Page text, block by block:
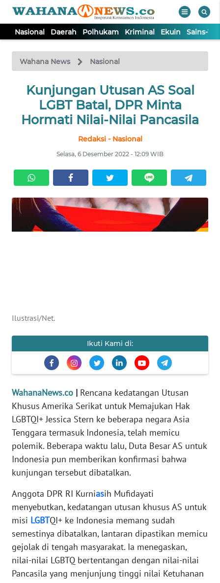
Nasional Daerah Polhukam Kriminal Ekuin Sains-
Wahana News Nasional
Kunjungan Utusan AS Soal
LGBT Batal, DPR Minta
Hormati Nilai-Nilai Pancasila
Redaksi - Nasional
Selasa, 6 Desember 2022 - 12:09 WIB
Ilustrasi/Net.
Ikuti Kami di:
WahanaNews.co | Rencana kedatangan Utusan
Khusus Amerika Serikat untuk Memajukan Hak
LGBTQI+ Jessica Stern ke beberapa negara Asia
Tenggara termasuk Indonesia, telah memicu
polemik. Beberapa waktu lalu, Duta Besar AS untuk
Indonesia pun memberikan konfirmasi bahwa
kunjungan tersebut dibatalkan.
Anggota DPR RI Kurniasih Mufidayati
menyebutkan, kedatangan utusan khusus AS untuk
misi LGBTQI+ ke Indonesia memang sudah
semestinya dibatalkan, lantaran dipastikan memicu
gejolak di tengah masyarakat. Ia menegaskan,
nilai-nilai LGBTQ bertentangan dengan nilai-nilai
Pancasila yang menjunjung tinggi nilai Ketuhanan
TV
Tutup
NASIONAL
DAERAH
KRIMINAL
EKUIN
SAINS-TEKNO
PENDIDIKAN
OLAHRAGA
OPINI
EDITORIAL
Informasi
BERITA
KONTAK
KAMI
INFO
IKLAN
TENTANG